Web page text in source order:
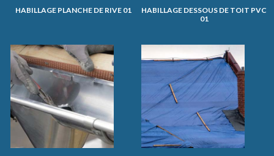
HABILLAGE PLANCHE DE RIVE 01
HABILLAGE DESSOUS DE TOIT PVC
01